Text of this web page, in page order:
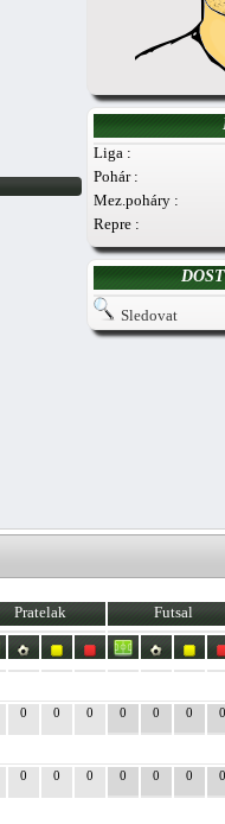
Liga :
Pohár :
Mez.poháry :
Repre :
Sledovat
Pratelak Futsal
0 0 0 0 0 0 0
0 0 0 0 0 0 0